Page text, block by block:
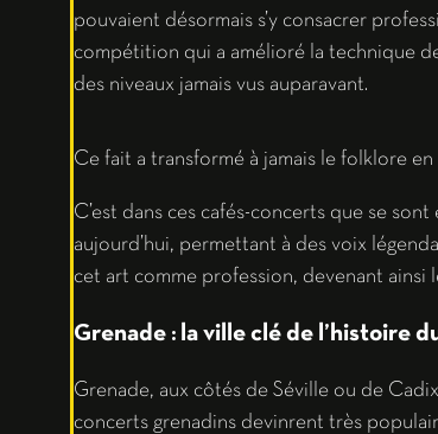
pouvaient désormais s’y consacrer
compétition qui a amélioré la technique
des niveaux jamais vus auparavant.
Ce fait a transformé à jamais le folklore
C’est dans ces cafés-concerts que se sont
aujourd’hui, permettant à des voix
cet art comme profession, devenant ainsi
Grenade : la ville clé de l’histoire
Grenade, aux côtés de Séville ou de
concerts grenadins devinrent très